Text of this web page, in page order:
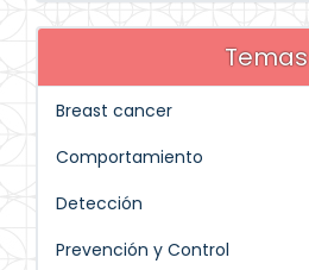
Temas
Breast cancer
Comportamiento
Detección
Prevención y Control